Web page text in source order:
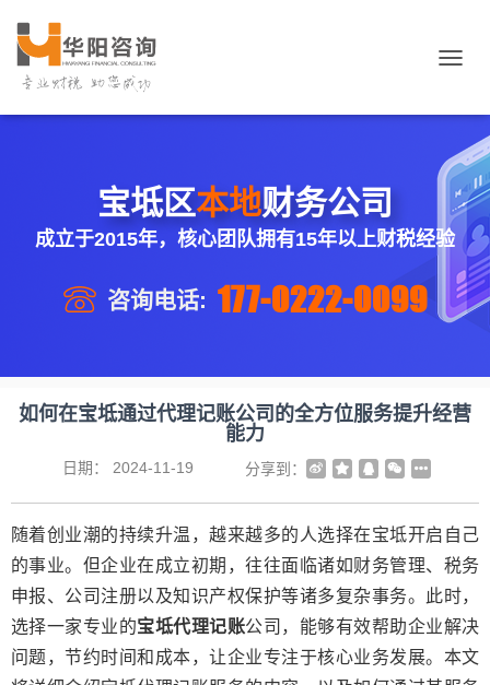
导
宝坻区本地财务公司
成立于2015年，核心团队拥有15年以上财税经验
咨询电话: 177-0222-0099
如何在宝坻通过代理记账公司的全方位服务提升经营
能力
日期： 2024-11-19 分享到：
随着创业潮的持续升温，越来越多的人选择在宝坻开启自己
的事业。但企业在成立初期，往往面临诸如财务管理、税务
申报、公司注册以及知识产权保护等诸多复杂事务。此时，
选择一家专业的宝坻代理记账公司，能够有效帮助企业解决
问题，节约时间和成本，让企业专注于核心业务发展。本文